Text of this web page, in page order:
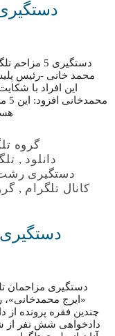
دستگیری 5 مزاحم تلگرامی در
دستگیری 5
محمد خانی -رئیس
گروه
دانلود,
دستگیری رشت
کانال تلگرام ,
دستگیری مزاحمان
«ایرج محمدخانی»،
چندین فقره پرونده
دادخواهی شش نفر از